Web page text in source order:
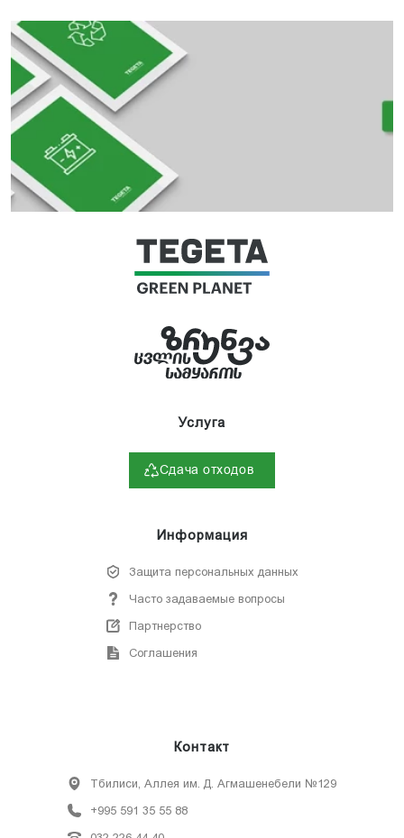
Услуга
Сдача отходов
Информация
Защита персональных данных
Часто задаваемые вопросы
Партнерство
Соглашения
Контакт
Тбилиси, Аллея им. Д. Агмашенебели №129
+995 591 35 55 88